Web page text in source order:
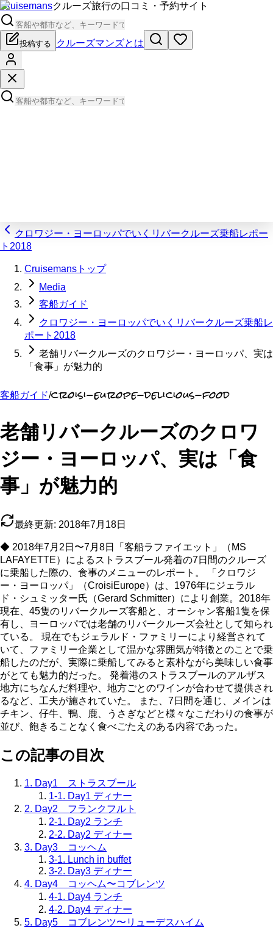
Cruisemansクルーズ旅行の口コミ・予約サイト
投稿する クルーズマンズとは
クロワジー・ヨーロッパでいくリバークルーズ乗船レポー
ト2018
Cruisemansトップ
Media
客船ガイド
クロワジー・ヨーロッパでいくリバークルーズ乗船レ
ポート2018
老舗リバークルーズのクロワジー・ヨーロッパ、実は
「食事」が魅力的
客船ガイド/croisi-europe-delicious-food
老舗リバークルーズのクロワ
ジー・ヨーロッパ、実は「食
事」が魅力的
最終更新: 2018年7月18日
◆ 2018年7月2日〜7月8日「客船ラファイエット」（MS
LAFAYETTE）によるストラスブール発着の7日間のクルーズ
に乗船した際の、食事のメニューのレポート。 「クロワジ
ー・ヨーロッパ」（CroisiEurope）は、1976年にジェラル
ド・シュミッター氏（Gerard Schmitter）により創業。2018年
現在、45隻のリバークルーズ客船と、オーシャン客船1隻を保
有し、ヨーロッパでは老舗のリバークルーズ会社として知られ
ている。 現在でもジェラルド・ファミリーにより経営されて
いて、ファミリー企業として温かな雰囲気が特徴とのことで乗
船したのだが、実際に乗船してみると素朴ながら美味しい食事
がとても魅力的だった。 発着港のストラスブールのアルザス
地方にちなんだ料理や、地方ごとのワインが合わせて提供され
るなど、工夫が施されていた。 また、7日間を通じ、メインは
チキン、仔牛、鴨、鹿、うさぎなどと様々なこだわりの食事が
並び、飽きることなく食べごたえのある内容であった。
この記事の目次
1. Day1 ストラスブール
1-1. Day1 ディナー
2. Day2 フランクフルト
2-1. Day2 ランチ
2-2. Day2 ディナー
3. Day3 コッヘム
3-1. Lunch in buffet
3-2. Day3 ディナー
4. Day4 コッヘム〜コブレンツ
4-1. Day4 ランチ
4-2. Day4 ディナー
5. Day5 コブレンツ〜リューデスハイム